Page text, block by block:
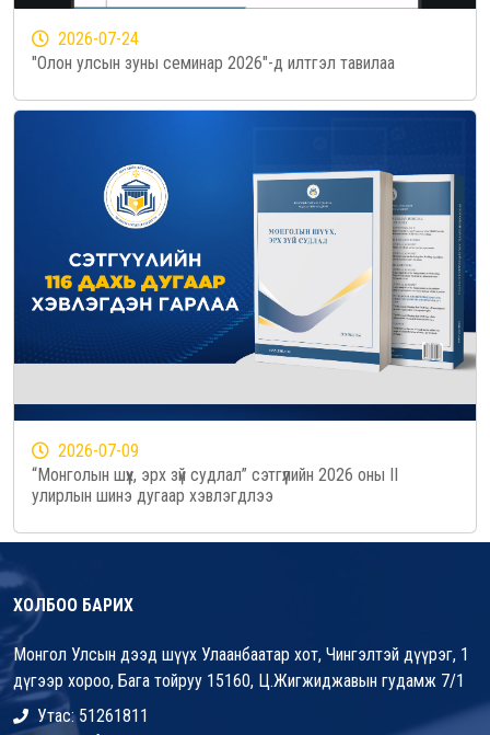
2026-07-24
"Олон улсын зуны семинар 2026"-д илтгэл тавилаа
2026-07-09
“Монголын шүүх, эрх зүй судлал” сэтгүүлийн 2026 оны II
улирлын шинэ дугаар хэвлэгдлээ
ХОЛБОО БАРИХ
Монгол Улсын дээд шүүх Улаанбаатар хот, Чингэлтэй дүүрэг, 1
дүгээр хороо, Бага тойруу 15160, Ц.Жигжиджавын гудамж 7/1
Утас: 51261811